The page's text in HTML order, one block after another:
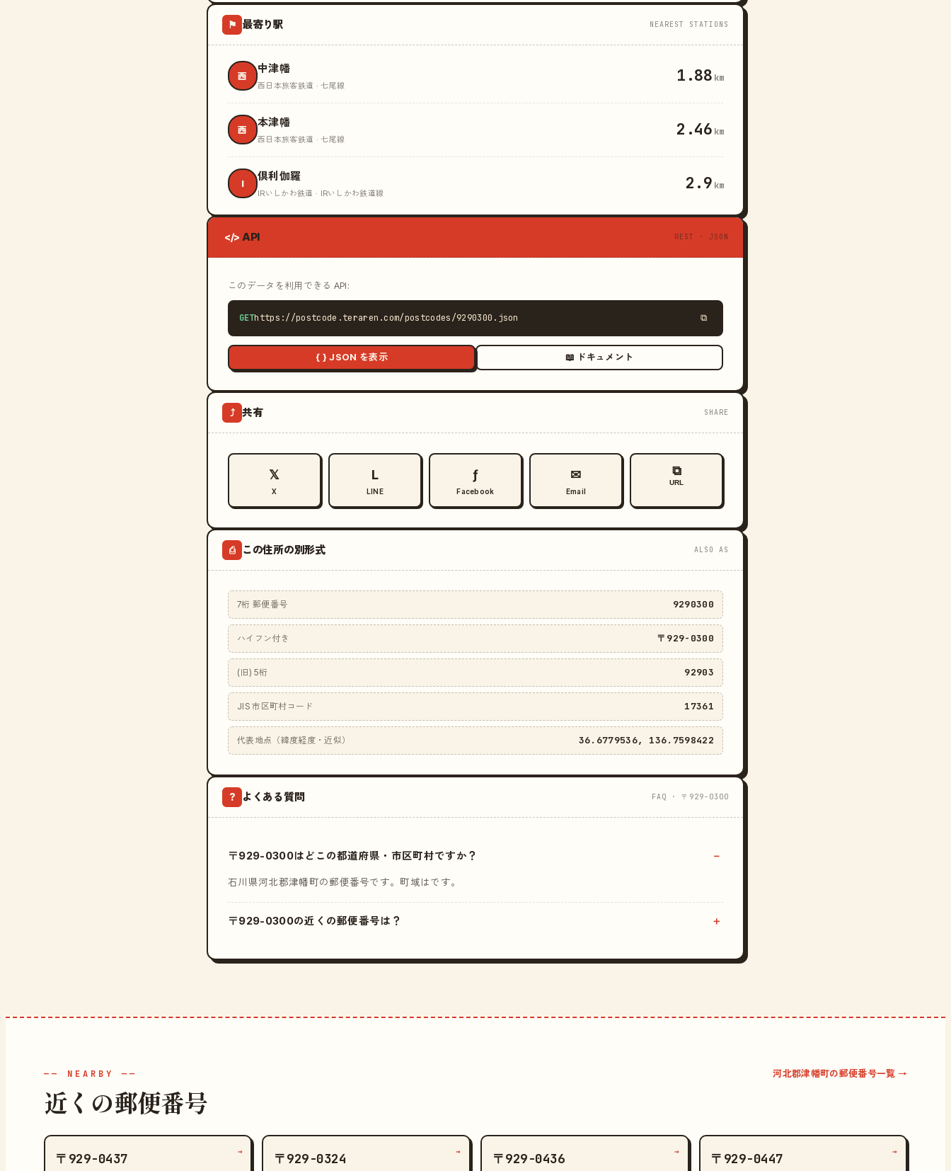
⚑ 最寄り駅 NEAREST STATIONS
西
中津幡
西日本旅客鉄道 · 七尾線 1.88 km
西
本津幡
西日本旅客鉄道 · 七尾線 2.46 km
I
倶利伽羅
IRいしかわ鉄道 · IRいしかわ鉄道線 2.9 km
</> API REST · JSON
このデータを利用できる API:
GEThttps://postcode.teraren.com/postcodes/9290300.json ⧉
{ } JSON を表示 📖 ドキュメント
⤴ 共有 SHARE
𝕏
X
L
LINE
ƒ
Facebook
✉
Email
⧉
URL
⎙ この住所の別形式 ALSO AS
7桁 郵便番号 9290300
ハイフン付き 〒929-0300
(旧) 5桁 92903
JIS 市区町村コード 17361
代表地点（緯度経度・近似） 36.6779536, 136.7598422
? よくある質問 FAQ · 〒929-0300
〒929-0300はどこの都道府県・市区町村ですか？
石川県河北郡津幡町の郵便番号です。町域はです。
〒929-0300の近くの郵便番号は？
—— NEARBY ——
近くの郵便番号
河北郡津幡町の郵便番号一覧 →
〒929-0437 → 〒929-0324 → 〒929-0436 → 〒929-0447 →